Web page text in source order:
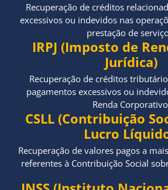
Recuperação de créditos
excessivos ou indevidos nas
prestação de
IRPJ (Imposto de
Jurídica)
Recuperação de créditos
pagamentos excessivos ou
Renda
CSLL (Contribuição
Lucro
Recuperação de valores pagos a
referentes à Contribuição Social